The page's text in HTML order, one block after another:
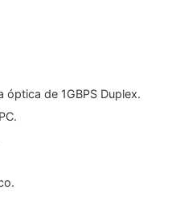
de 1GBPS Duplex.